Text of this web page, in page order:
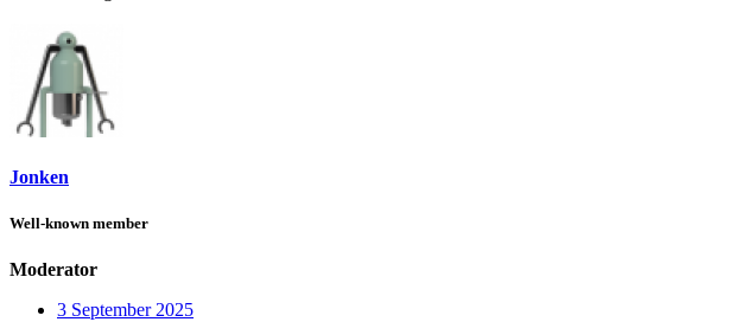
Jonken
Well-known member
Moderator
3 September 2025